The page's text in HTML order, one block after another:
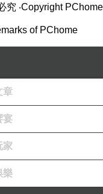
究 ‧Copyright PChome
of PChome
章
宴
家
樂